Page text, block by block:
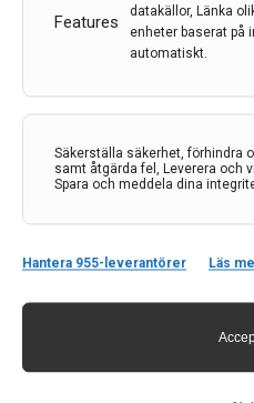
Features
datakällor, Länka
enheter baserat på
automatiskt.
Säkerställa säkerhet, förhindra
samt åtgärda fel, Leverera och
Spara och meddela dina
Hantera 955-leverantörer Läs
Neurologi i Sverige